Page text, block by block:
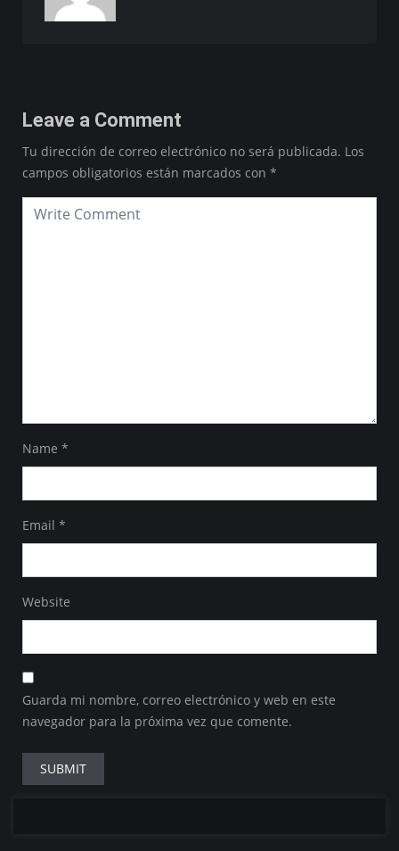
Leave a Comment
Tu dirección de correo electrónico no será publicada. Los
campos obligatorios están marcados con *
Name *
Email *
Website
Guarda mi nombre, correo electrónico y web en este
navegador para la próxima vez que comente.